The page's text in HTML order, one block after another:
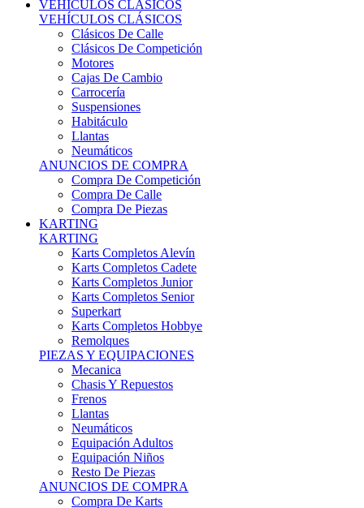
Clásicos De Calle
Clásicos De Competición
Motores
Cajas De Cambio
Carrocería
Suspensiones
Habitáculo
Llantas
Neumáticos
ANUNCIOS DE COMPRA
Compra De Competición
Compra De Calle
Compra De Piezas
KARTING
KARTING
Karts Completos Alevín
Karts Completos Cadete
Karts Completos Junior
Karts Completos Senior
Superkart
Karts Completos Hobbye
Remolques
PIEZAS Y EQUIPACIONES
Mecanica
Chasis Y Repuestos
Frenos
Llantas
Neumáticos
Equipación Adultos
Equipación Niños
Resto De Piezas
ANUNCIOS DE COMPRA
Compra De Karts
Compra De Piezas